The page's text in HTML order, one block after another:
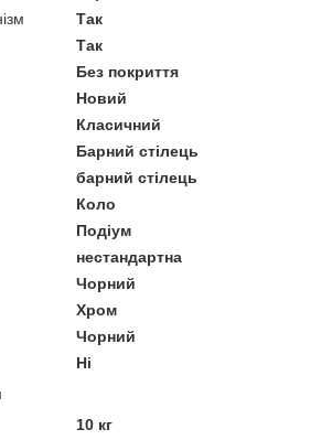
Так
Так
Без покриття
Новий
Класичний
Барний стілець
барний стілець
Коло
Подіум
нестандартна
Чорний
Хром
Чорний
Ні
10 кг